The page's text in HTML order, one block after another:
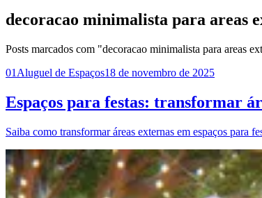
decoracao minimalista para areas
Posts marcados com "decoracao minimalista para areas
01 Aluguel de Espaços18 de novembro de 2025
Espaços para festas: transformar
Saiba como transformar áreas externas em espaços para